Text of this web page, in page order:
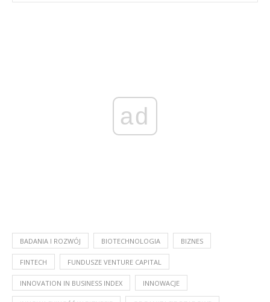
ad
BADANIA I ROZWÓJ BIOTECHNOLOGIA BIZNES
FINTECH FUNDUSZE VENTURE CAPITAL
INNOVATION IN BUSINESS INDEX INNOWACJE